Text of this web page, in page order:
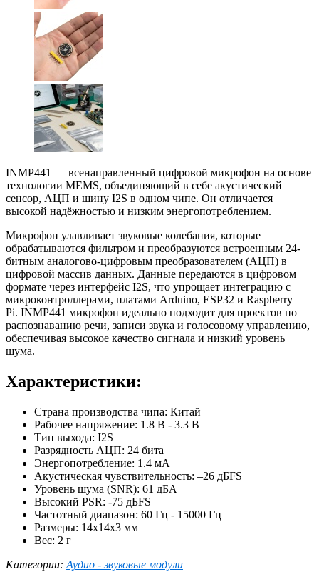
INMP441 — всенаправленный цифровой микрофон на основе
технологии MEMS, объединяющий в себе акустический
сенсор, АЦП и шину I2S в одном чипе. Он отличается
высокой надёжностью и низким энергопотреблением.
Микрофон улавливает звуковые колебания, которые
обрабатываются фильтром и преобразуются встроенным 24-
битным аналогово-цифровым преобразователем (АЦП) в
цифровой массив данных. Данные передаются в цифровом
формате через интерфейс I2S, что упрощает интеграцию с
микроконтроллерами, платами Arduino, ESP32 и Raspberry
Pi. INMP441 микрофон идеально подходит для проектов по
распознаванию речи, записи звука и голосовому управлению,
обеспечивая высокое качество сигнала и низкий уровень
шума.
Характеристики:
Страна производства чипа: Китай
Рабочее напряжение: 1.8 В - 3.3 В
Тип выхода: I2S
Разрядность АЦП: 24 бита
Энергопотребление: 1.4 мА
Акустическая чувствительность: –26 дБFS
Уровень шума (SNR): 61 дБА
Высокий PSR: -75 дБFS
Частотный диапазон: 60 Гц - 15000 Гц
Размеры: 14x14x3 мм
Вес: 2 г
Категории: Аудио - звуковые модули